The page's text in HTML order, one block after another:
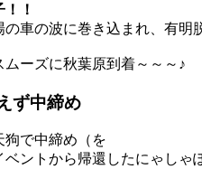
！
の車の波に巻き込まれ、有明
ムーズに秋葉原到着～～～♪
ず中締め
狗で中締め（を
ベントから帰還したにゃしゃ